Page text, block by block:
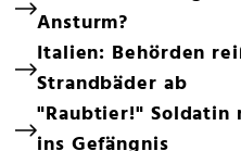
Ansturm?
Italien: Behörden
Strandbäder ab
"Raubtier!" Soldatin